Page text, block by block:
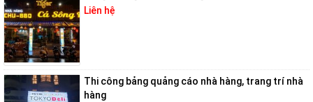
Liên hệ
Thi công bảng quảng cáo nhà hàng, trang trí nhà
hàng